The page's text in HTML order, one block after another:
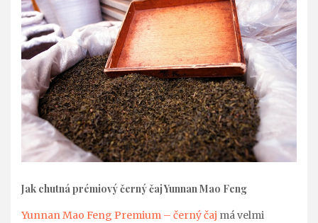
Jak chutná prémiový černý čaj Yunnan Mao Feng
Yunnan Mao Feng Premium – černý čaj má velmi